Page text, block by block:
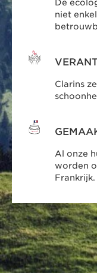
De
niet
Clarins
Al onze
worden
Frankrijk.